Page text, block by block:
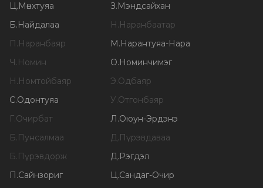
Ц.Мөнхтуяа З.Мэндсайхан
Б.Найдалаа Н.Наранбаатар
П.Наранбаяр М.Нарантуяа-Нара
Ч.Номин О.Номинчимэг
Н.Номтойбаяр Э.Одбаяр
С.Одонтуяа У.Отгонбаяр
Г.Очирбат Л.Оюун-Эрдэнэ
Б.Пунсалмаа Д.Пүрэвдаваа
Б.Пүрэвдорж Д.Рэгдэл
П.Сайнзориг Ц.Сандаг-Очир